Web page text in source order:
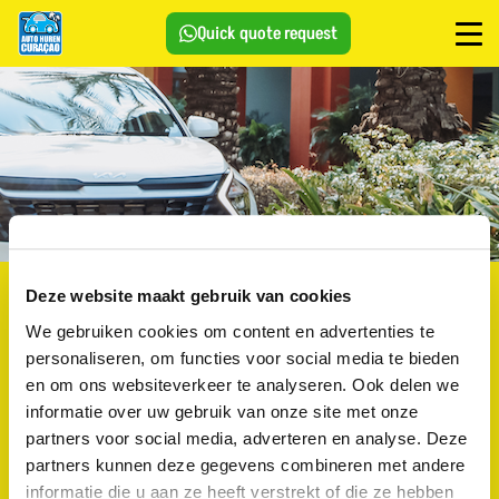
Deze website maakt gebruik van cookies
We gebruiken cookies om content en advertenties te
personaliseren, om functies voor social media te bieden
en om ons websiteverkeer te analyseren. Ook delen we
informatie over uw gebruik van onze site met onze
partners voor social media, adverteren en analyse. Deze
partners kunnen deze gegevens combineren met andere
informatie die u aan ze heeft verstrekt of die ze hebben
Quick quote request
Contact & reservations
Need a quick quote or more information? Contact us easily
via WhatsApp or fill out the contract form. You can also
email us anytime at the following address:
info@autoverhuurincuracao.nl
Locations:Jan Thiel & Mambo Beach.